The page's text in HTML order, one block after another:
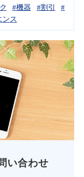
#機器 #割引
#
ンス
い合わせ